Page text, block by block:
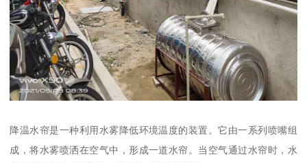
降温水帘是一种利用水雾降低环境温度的装置。它由一系列喷嘴组
成，将水雾喷洒在空气中，形成一道水帘。当空气通过水帘时，水